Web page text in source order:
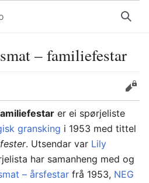
Søk
– familiefestar
Rediger
er ei spørjeliste
gransking i 1953 med tittel
. Utsendar var Lily
har samanheng med og
– årsfestar frå 1953, NEG